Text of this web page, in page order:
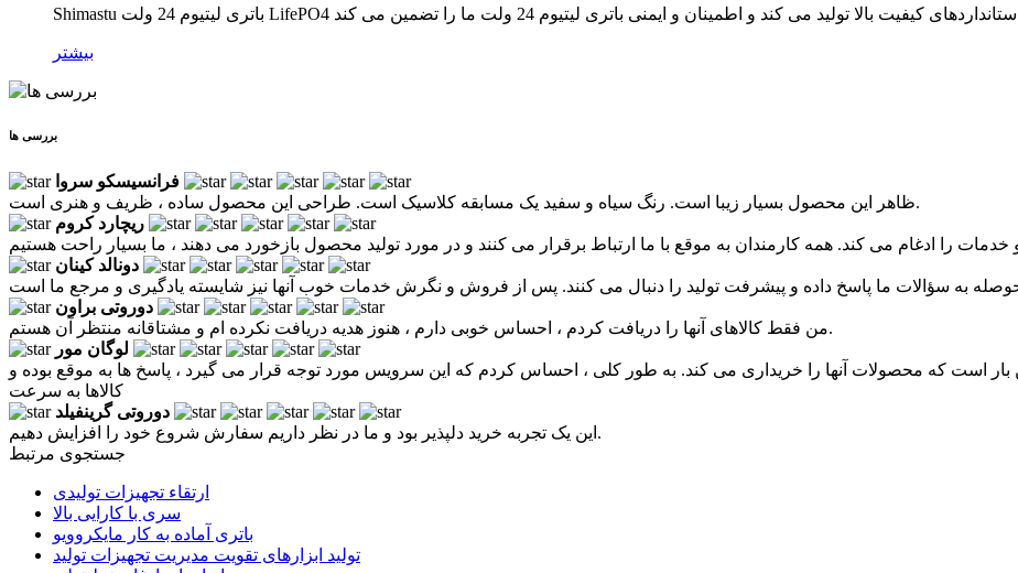
بیشتر
بررسی ها
فرانسیسکو سروا
ظاهر این محصول بسیار زیبا است. رنگ سیاه و سفید یک مسابقه کلاسیک است. طراحی این محصول ساده ، ظریف و هنری است.
ریچارد کروم
دونالد کینان
دوروتی براون
من فقط کالاهای آنها را دریافت کردم ، احساس خوبی دارم ، هنوز هدیه دریافت نکرده ام و مشتاقانه منتظر آن هستم.
لوگان مور
بار است که محصولات آنها را خریداری می کند. به طور کلی ، احساس کردم که این سرویس مورد توجه قرار می گیرد ، پاسخ ها به موقع بوده و
کالاها به سرعت
دوروتی گرینفیلد
این یک تجربه خرید دلپذیر بود و ما در نظر داریم سفارش شروع خود را افزایش دهیم.
جستجوی مرتبط
ارتقاء تجهیزات تولیدی
سری با کارایی بالا
باتری آماده به کار مایکروویو
تولید ابزارهای تقویت مدیریت تجهیزات تولید